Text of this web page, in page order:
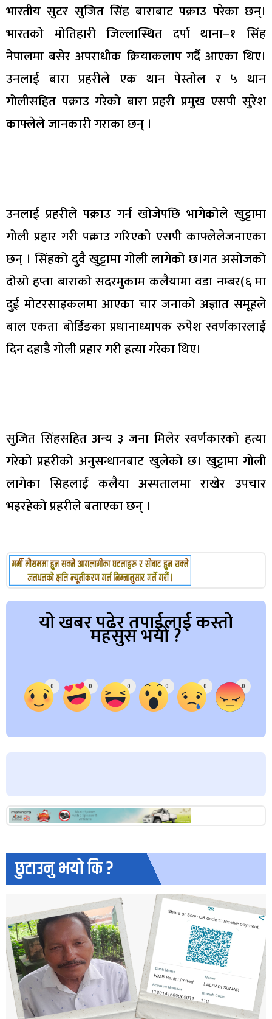
भारतीय सुटर सुजित सिंह बाराबाट पक्राउ परेका छन्।
भारतको मोतिहारी जिल्लास्थित दर्पा थाना–१ सिंह
नेपालमा बसेर अपराधीक क्रियाकलाप गर्दै आएका थिए।
उनलाई बारा प्रहरीले एक थान पेस्तोल र ५ थान
गोलीसहित पक्राउ गरेको बारा प्रहरी प्रमुख एसपी सुरेश
काफ्लेले जानकारी गराका छन् ।
उनलाई प्रहरीले पक्राउ गर्न खोजेपछि भागेकोले खुट्टामा
गोली प्रहार गरी पक्राउ गरिएको एसपी काफ्लेलेजनाएका
छन् । सिंहको दुवै खुट्टामा गोली लागेको छ।गत असोजको
दोस्रो हप्ता बाराको सदरमुकाम कलैयामा वडा नम्बर(६ मा
दुई मोटरसाइकलमा आएका चार जनाको अज्ञात समूहले
बाल एकता बोर्डिङका प्रधानाध्यापक रुपेश स्वर्णकारलाई
दिन दहाडै गोली प्रहार गरी हत्या गरेका थिए।
सुजित सिंहसहित अन्य ३ जना मिलेर स्वर्णकारको हत्या
गरेको प्रहरीको अनुसन्धानबाट खुलेको छ। खुट्टामा गोली
लागेका सिहलाई कलैया अस्पतालमा राखेर उपचार
भइरहेको प्रहरीले बताएका छन् ।
यो खबर पढेर तपाईलाई कस्तो
महसुस भयो ?
0 0 0 0 0 0
छुटाउनु भयो कि ?